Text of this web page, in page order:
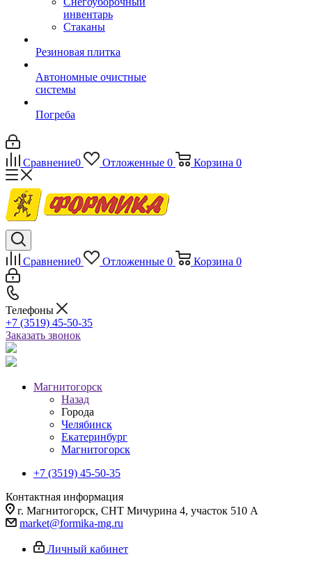
инвентарь
Стаканы
Резиновая плитка
Автономные очистные
системы
Погреба
Сравнение0 Отложенные 0 Корзина 0
Сравнение0 Отложенные 0 Корзина 0
Телефоны
+7 (3519) 45-50-35
Заказать звонок
Магнитогорск
Назад
Города
Челябинск
Екатеринбург
Магнитогорск
+7 (3519) 45-50-35
Контактная информация
г. Магнитогорск, СНТ Мичурина 4, участок 510 А
market@formika-mg.ru
Личный кабинет